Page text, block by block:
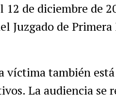
de diciembre de
Juzgado de
víctima también
La audiencia se